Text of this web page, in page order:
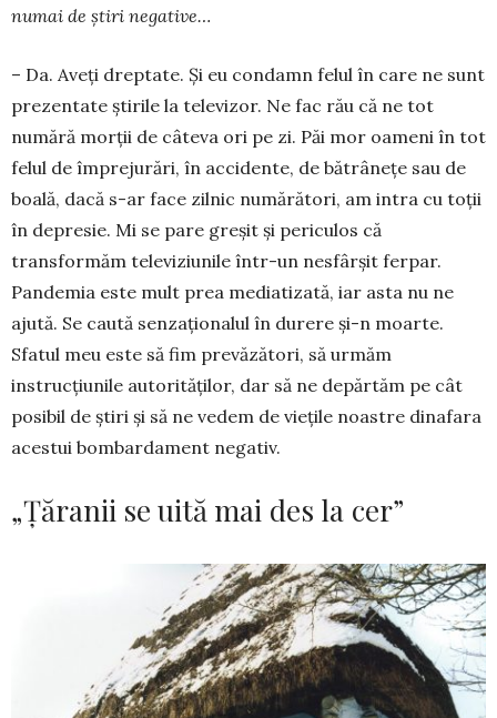
numai de știri negative…
– Da. Aveţi dreptate. Şi eu condamn felul în care ne sunt
prezentate ştirile la televizor. Ne fac rău că ne tot
numără morţii de câteva ori pe zi. Păi mor oameni în tot
felul de împrejurări, în acciden­te, de bătrânețe sau de
boală, dacă s-ar face zilnic numărători, am intra cu toții
în depresie. Mi se pare greşit şi periculos că
transformăm televiziu­nile într-un nesfârşit ferpar.
Pandemia este mult prea mediatizată, iar asta nu ne
ajută. Se caută senzaționalul în durere și-n moarte.
Sfatul meu este să fim prevăzători, să urmăm
instrucţiunile autorităţilor, dar să ne depărtăm pe cât
posibil de ştiri şi să ne vedem de vieţile noastre dinafara
acestui bombardament negativ.
„Țăranii se uită mai des la cer”